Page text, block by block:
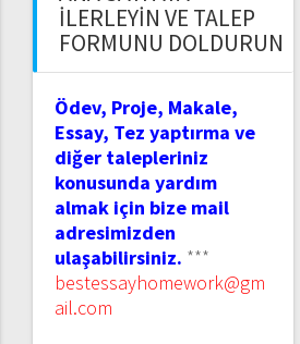
İLERLEYIN VE TALEP
FORMUNU DOLDURUN
Ödev, Proje, Makale,
Essay, Tez yaptırma ve
diğer talepleriniz
konusunda yardım
almak için bize mail
adresimizden
ulaşabilirsiniz. ***
bestessayhomework@gm
ail.com